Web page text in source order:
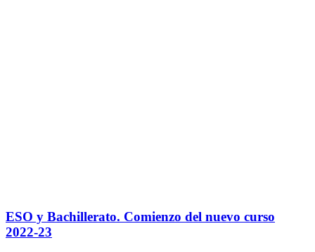
ESO y Bachillerato. Comienzo del nuevo curso
2022-23